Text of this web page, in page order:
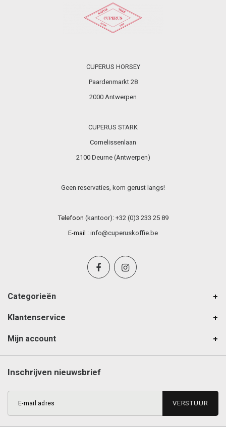
CUPERUS HORSEY
Paardenmarkt 28
2000 Antwerpen
CUPERUS STARK
Cornelissenlaan
2100 Deurne (Antwerpen)
Geen reservaties, kom gerust langs!
Telefoon (kantoor): +32 (0)3 233 25 89
E-mail : info@cuperuskoffie.be
Categorieën
Klantenservice
Mijn account
Inschrijven nieuwsbrief
VERSTUUR